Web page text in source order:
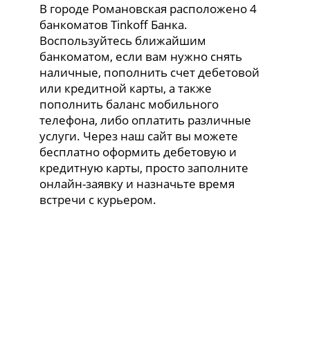
В городе Романовская расположено 4
банкоматов Tinkoff Банка.
Воспользуйтесь ближайшим
банкоматом, если вам нужно снять
наличные, пополнить счет дебетовой
или кредитной карты, а также
пополнить баланс мобильного
телефона, либо оплатить различные
услуги. Через наш сайт вы можете
бесплатно оформить дебетовую и
кредитную карты, просто заполните
онлайн-заявку и назначьте время
встречи с курьером.